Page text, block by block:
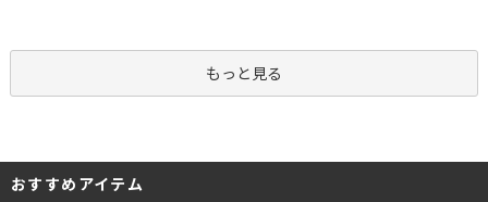
もっと見る
おすすめアイテム